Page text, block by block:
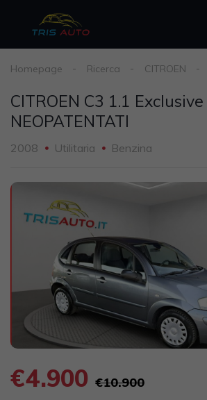
Homepage Ricerca CITROEN
CITROEN C3 1.1 Exclusive
NEOPATENTATI
2008 Utilitaria Benzina
€4.900 €10.900